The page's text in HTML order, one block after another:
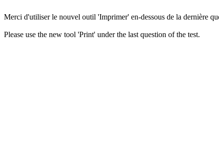
Merci d'utiliser le nouvel outil 'Imprimer' en-dessous de la dernière
Please use the new tool 'Print' under the last question of the test.